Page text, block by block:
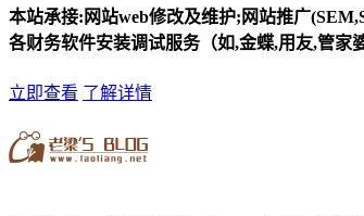
本站承接:网站web修改及维护;网站推广
各财务软件安装调试服务（如,金蝶,用友,管家
立即查看 了解详情